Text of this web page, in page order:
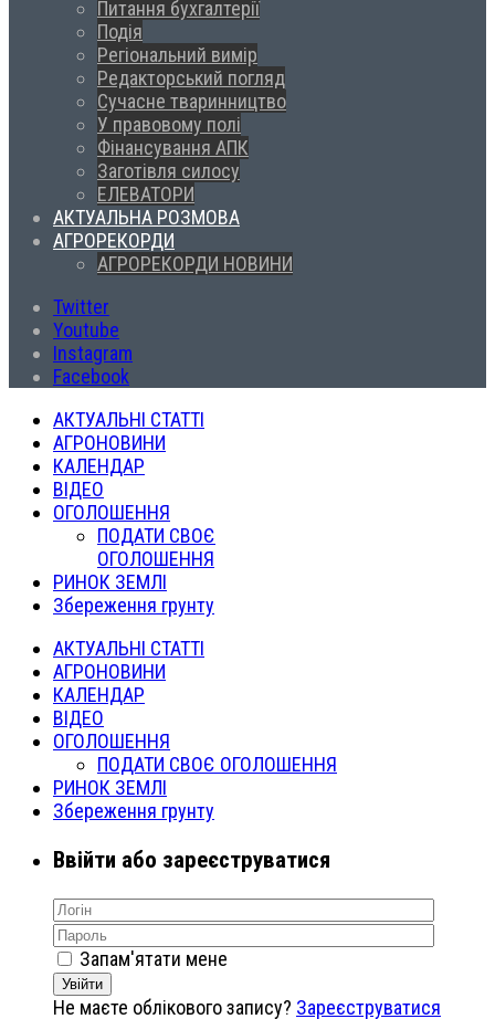
Питання бухгалтерії
Подія
Регіональний вимір
Редакторський погляд
Сучасне тваринництво
У правовому полі
Фінансування АПК
Заготівля силосу
ЕЛЕВАТОРИ
АКТУАЛЬНА РОЗМОВА
АГРОРЕКОРДИ
АГРОРЕКОРДИ НОВИНИ
Twitter
Youtube
Instagram
Facebook
АКТУАЛЬНІ СТАТТІ
АГРОНОВИНИ
КАЛЕНДАР
ВІДЕО
ОГОЛОШЕННЯ
ПОДАТИ СВОЄ
ОГОЛОШЕННЯ
РИНОК ЗЕМЛІ
Збереження грунту
АКТУАЛЬНІ СТАТТІ
АГРОНОВИНИ
КАЛЕНДАР
ВІДЕО
ОГОЛОШЕННЯ
ПОДАТИ СВОЄ ОГОЛОШЕННЯ
РИНОК ЗЕМЛІ
Збереження грунту
Ввійти або зареєструватися
Запам'ятати мене
Увійти
Не маєте облікового запису? Зареєструватися